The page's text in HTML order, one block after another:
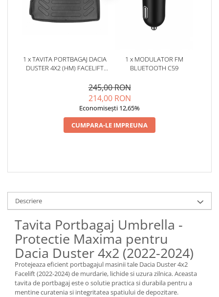
1 x TAVITA PORTBAGAJ DACIA
DUSTER 4X2 (HM) FACELIFT
1 x MODULATOR FM
BLUETOOTH C59
245,00 RON
214,00 RON
Economisești 12,65%
CUMPARA-LE IMPREUNA
Descriere
Tavita Portbagaj Umbrella -
Protectie Maxima pentru
Dacia Duster 4x2 (2022-2024)
Protejeaza eficient portbagajul masinii tale Dacia Duster 4x2
Facelift (2022-2024) de murdarie, lichide si uzura zilnica. Aceasta
tavita de portbagaj este o solutie practica si durabila pentru a
mentine curatenia si integritatea spatiului de depozitare.